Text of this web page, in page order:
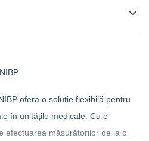
oferă o soluție flexibilă pentru
în unitățile medicale. Cu o
efectuarea măsurătorilor de la o